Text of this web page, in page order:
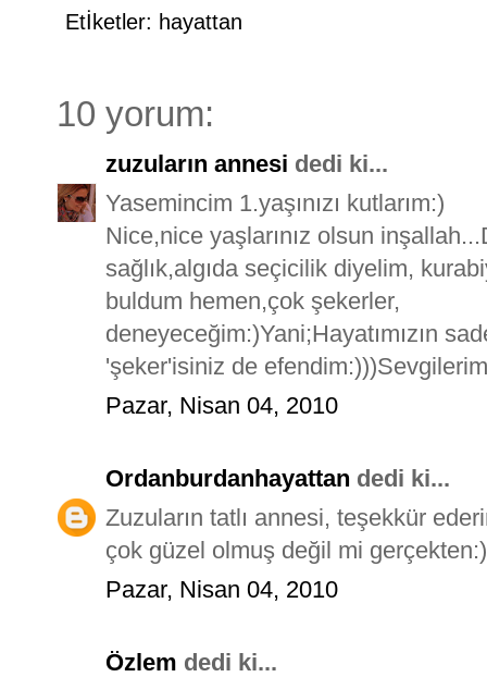
Etİketler: hayattan
10 yorum:
zuzuların annesi dedi ki...
Yasemincim 1.yaşınızı kutlarım:)
Nice,nice yaşlarınız olsun
sağlık,algıda seçicilik diyelim,
buldum hemen,çok şekerler,
deneyeceğim:)Yani;Hayatımızın
'şeker'isiniz de
Pazar, Nisan 04, 2010
Ordanburdanhayattan dedi ki...
Zuzuların tatlı annesi, teşekkür
çok güzel olmuş değil mi gerçekten:)
Pazar, Nisan 04, 2010
Özlem dedi ki...